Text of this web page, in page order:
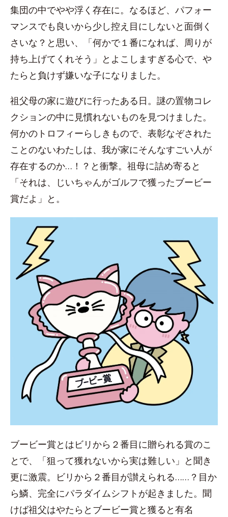
集団の中でやや浮く存在に。なるほど、パフォー
マンスでも良いから少し控え目にしないと面倒く
さいな？と思い、「何かで１番になれば、周りが
持ち上げてくれそう」とよこしますぎる心で、や
たらと負けず嫌いな子になりました。
祖父母の家に遊びに行ったある日。謎の置物コレ
クションの中に見慣れないものを見つけました。
何かのトロフィーらしきもので、表彰なぞされた
ことのないわたしは、我が家にそんなすごい人が
存在するのか…！？と衝撃。祖母に詰め寄ると
「それは、じいちゃんがゴルフで獲ったブービー
賞だよ」と。
ブービー賞とはビリから２番目に贈られる賞のこ
とで、「狙って獲れないから実は難しい」と聞き
更に激震。ビリから２番目が讃えられる……？目か
ら鱗、完全にパラダイムシフトが起きました。聞
けば祖父はやたらとブービー賞と獲ると有名